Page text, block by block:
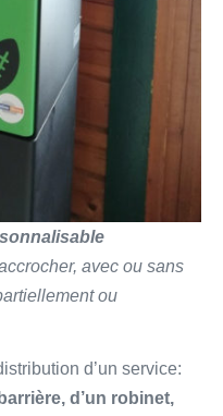
avec ou sans
ou
d’un service:
d’un robinet,